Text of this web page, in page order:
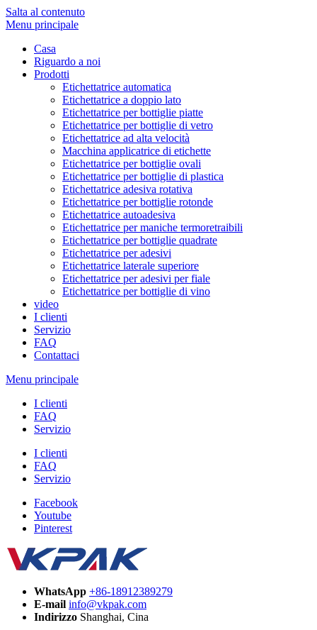
Salta al contenuto
Menu principale
Casa
Riguardo a noi
Prodotti
Etichettatrice automatica
Etichettatrice a doppio lato
Etichettatrice per bottiglie piatte
Etichettatrice per bottiglie di vetro
Etichettatrice ad alta velocità
Macchina applicatrice di etichette
Etichettatrice per bottiglie ovali
Etichettatrice per bottiglie di plastica
Etichettatrice adesiva rotativa
Etichettatrice per bottiglie rotonde
Etichettatrice autoadesiva
Etichettatrice per maniche termoretraibili
Etichettatrice per bottiglie quadrate
Etichettatrice per adesivi
Etichettatrice laterale superiore
Etichettatrice per adesivi per fiale
Etichettatrice per bottiglie di vino
video
I clienti
Servizio
FAQ
Contattaci
Menu principale
I clienti
FAQ
Servizio
I clienti
FAQ
Servizio
Facebook
Youtube
Pinterest
WhatsApp +86-18912389279
E-mail info@vkpak.com
Indirizzo Shanghai, Cina